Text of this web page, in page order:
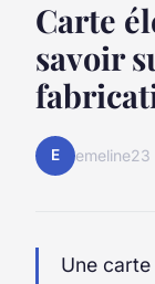
Carte
savoir
E emeline23
Une